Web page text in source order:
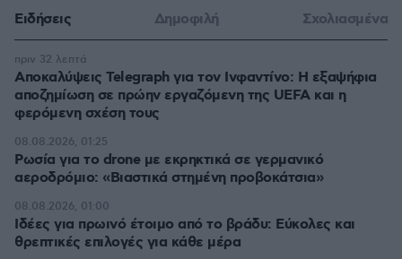
Ειδήσεις Δημοφιλή Σχολιασμένα
Αποκαλύψεις Telegraph για τον Ινφαντίνο: Η εξαψήφια
αποζημίωση σε πρώην εργαζόμενη της UEFA και η
φερόμενη σχέση τους
πριν 32 λεπτά
Ρωσία για το drone με εκρηκτικά σε γερμανικό
αεροδρόμιο: «Βιαστικά στημένη προβοκάτσια»
08.08.2026, 01:25
Ιδέες για πρωινό έτοιμο από το βράδυ: Εύκολες και
θρεπτικές επιλογές για κάθε μέρα
08.08.2026, 01:00